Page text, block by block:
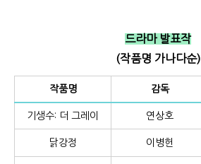
드라마 발표작
(작품명 가나다순)
작품명 감독
기생수: 더 그레이 연상호
닭강정 이병헌